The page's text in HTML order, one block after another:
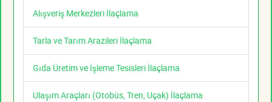
Alışveriş Merkezleri İlaçlama
Tarla ve Tarım Arazileri İlaçlama
Gıda Üretim ve İşleme Tesisleri İlaçlama
Ulaşım Araçları (Otobüs, Tren, Uçak) İlaçlama